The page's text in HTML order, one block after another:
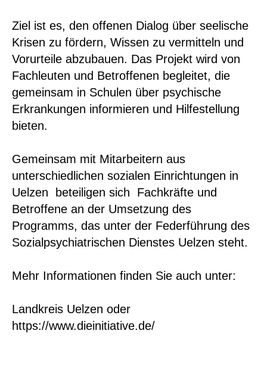
Ziel ist es, den offenen Dialog über seelische
Krisen zu fördern, Wissen zu vermitteln und
Vorurteile abzubauen. Das Projekt wird von
Fachleuten und Betroffenen begleitet, die
gemeinsam in Schulen über psychische
Erkrankungen informieren und Hilfestellung
bieten.
Gemeinsam mit Mitarbeitern aus
unterschiedlichen sozialen Einrichtungen in
Uelzen beteiligen sich Fachkräfte und
Betroffene an der Umsetzung des
Programms, das unter der Federführung des
Sozialpsychiatrischen Dienstes Uelzen steht.
Mehr Informationen finden Sie auch unter:
Landkreis Uelzen oder
https://www.dieinitiative.de/